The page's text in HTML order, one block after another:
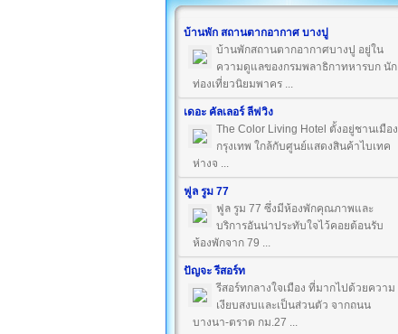
บ้านพัก สถานตากอากาศ บางปู
บ้านพักสถานตากอากาศบางปู อยู่ใน
ความดูแลของกรมพลาธิกาทหารบก นัก
ท่องเที่ยวนิยมพาคร ...
เดอะ คัลเลอร์ ลีฟวิง
The Color Living Hotel ตั้งอยู่ชานเมือง
กรุงเทพ ใกล้กับศูนย์แสดงสินค้าไบเทค
ห่างจ ...
ฟูล รูม 77
ฟูล รูม 77 ซึ่งมีห้องพักคุณภาพและ
บริการอันน่าประทับใจไว้คอยต้อนรับ
ห้องพักจาก 79 ...
ปัญจะ รีสอร์ท
รีสอร์ทกลางใจเมือง ที่มากไปด้วยความ
เงียบสงบและเป็นส่วนตัว จากถนน
บางนา-ตราด กม.27 ...